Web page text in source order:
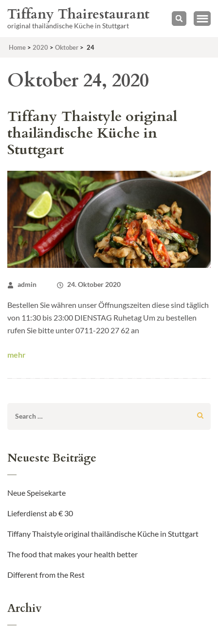
Tiffany Thairestaurant
original thailändische Küche in Stuttgart
Home > 2020 > Oktober > 24
Oktober 24, 2020
Tiffany Thaistyle original
thailändische Küche in
Stuttgart
admin 24. Oktober 2020
Bestellen Sie währen unser Öffnungszeiten diese sind täglich
von 11:30 bis 23:00 DIENSTAG Ruhetag Um zu bestellen
rufen Sie bitte unter 0711-220 27 62 an
mehr
Search
Neueste Beiträge
Neue Speisekarte
Lieferdienst ab € 30
Tiffany Thaistyle original thailändische Küche in Stuttgart
The food that makes your health better
Different from the Rest
Archiv